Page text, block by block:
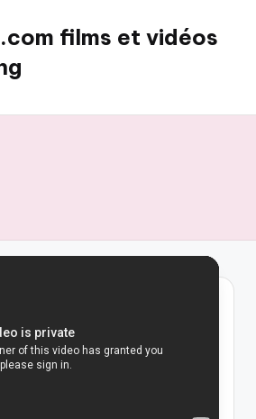
films et vidéos